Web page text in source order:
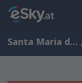
Santa Maria de la Alameda, Community of Madrid, Spanien ,